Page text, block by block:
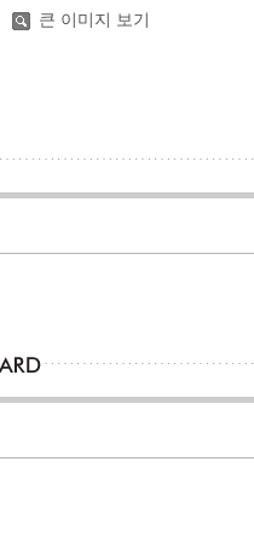
큰 이미지 보기